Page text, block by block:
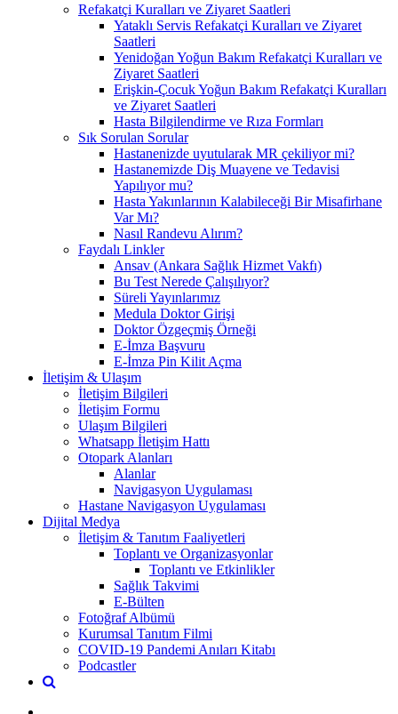
Refakatçi Kuralları ve Ziyaret Saatleri
Yataklı Servis Refakatçi Kuralları ve Ziyaret
Saatleri
Yenidoğan Yoğun Bakım Refakatçi Kuralları ve
Ziyaret Saatleri
Erişkin-Çocuk Yoğun Bakım Refakatçi Kuralları
ve Ziyaret Saatleri
Hasta Bilgilendirme ve Rıza Formları
Sık Sorulan Sorular
Hastanenizde uyutularak MR çekiliyor mi?
Hastanemizde Diş Muayene ve Tedavisi
Yapılıyor mu?
Hasta Yakınlarının Kalabileceği Bir Misafirhane
Var Mı?
Nasıl Randevu Alırım?
Faydalı Linkler
Ansav (Ankara Sağlık Hizmet Vakfı)
Bu Test Nerede Çalışılıyor?
Süreli Yayınlarımız
Medula Doktor Girişi
Doktor Özgeçmiş Örneği
E-İmza Başvuru
E-İmza Pin Kilit Açma
İletişim & Ulaşım
İletişim Bilgileri
İletişim Formu
Ulaşım Bilgileri
Whatsapp İletişim Hattı
Otopark Alanları
Alanlar
Navigasyon Uygulaması
Hastane Navigasyon Uygulaması
Dijital Medya
İletişim & Tanıtım Faaliyetleri
Toplantı ve Organizasyonlar
Toplantı ve Etkinlikler
Sağlık Takvimi
E-Bülten
Fotoğraf Albümü
Kurumsal Tanıtım Filmi
COVID-19 Pandemi Anıları Kitabı
Podcastler